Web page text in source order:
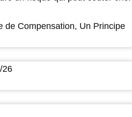
de Compensation, Un Principe
26